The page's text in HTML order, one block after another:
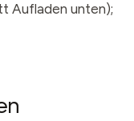
Aufladen unten);